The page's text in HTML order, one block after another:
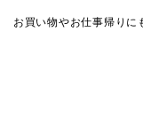
お買い物やお仕事帰りに